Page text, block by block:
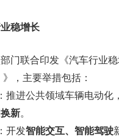
稳增长
门联合印发《汽车行业
，主要举措包括：
：推进公共领域车辆电动化
新。
开发智能交互、智能驾驶